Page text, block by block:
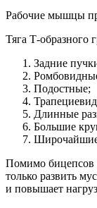
Рабочие мышцы
Тяга Т-образного
Задние
Подостные;
Длинные
Большие
Помимо бицепсов
только развить
и повышает